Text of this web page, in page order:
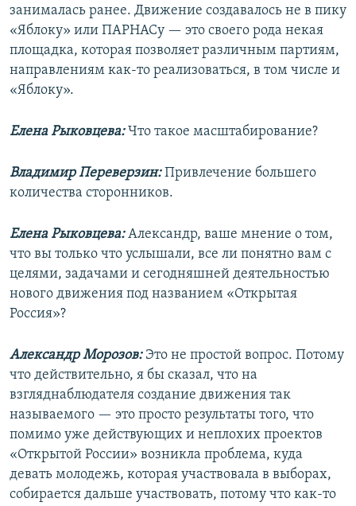
занималась ранее. Движение создавалось не в пику
«Яблоку» или ПАРНАСу — это своего рода некая
площадка, которая позволяет различным партиям,
направлениям как-то реализоваться, в том числе и
«Яблоку».
Елена Рыковцева: Что такое масштабирование?
Владимир Переверзин:Привлечение большего
количества сторонников.
Елена Рыковцева:Александр, ваше мнение о том,
что вы только что услышали, все ли понятно вам с
целями, задачами и сегодняшней деятельностью
нового движения под названием «Открытая
Россия»?
Александр Морозов: Это не простой вопрос. Потому
что действительно, я бы сказал, что на
взгляднаблюдателя создание движения так
называемого — это просто результаты того, что
помимо уже действующих и неплохих проектов
«Открытой России» возникла проблема, куда
девать молодежь, которая участвовала в выборах,
собирается дальше участвовать, потому что как-то